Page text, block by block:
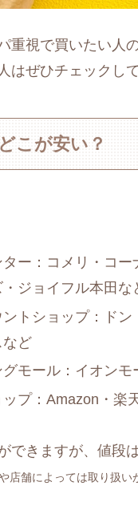
重視で買いたい人
はぜひチェックし
こが安い？
ー：コメリ・コ
ジョイフル本田な
トショップ：ド
など
グモール：イオン
プ：Amazon・楽
できますが、値段
店舗によっては取り扱い